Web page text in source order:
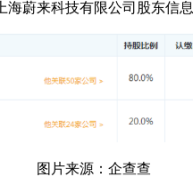
上海蔚来科技有限公司股东信息
图片来源：企查查